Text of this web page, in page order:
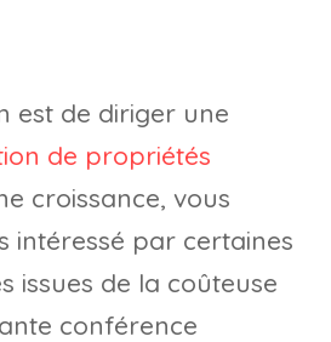
est de diriger une
de propriétés
croissance, vous
intéressé par certaines
issues de la coûteuse
conférence